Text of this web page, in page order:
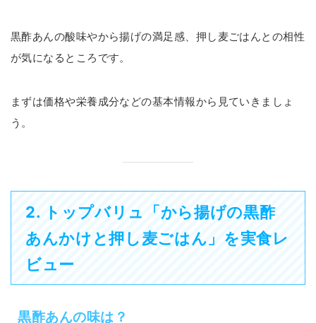
黒酢あんの酸味やから揚げの満足感、押し麦ごはんとの相性
が気になるところです。
まずは価格や栄養成分などの基本情報から見ていきましょ
う。
2. トップバリュ「から揚げの黒酢
あんかけと押し麦ごはん」を実食レ
ビュー
黒酢あんの味は？